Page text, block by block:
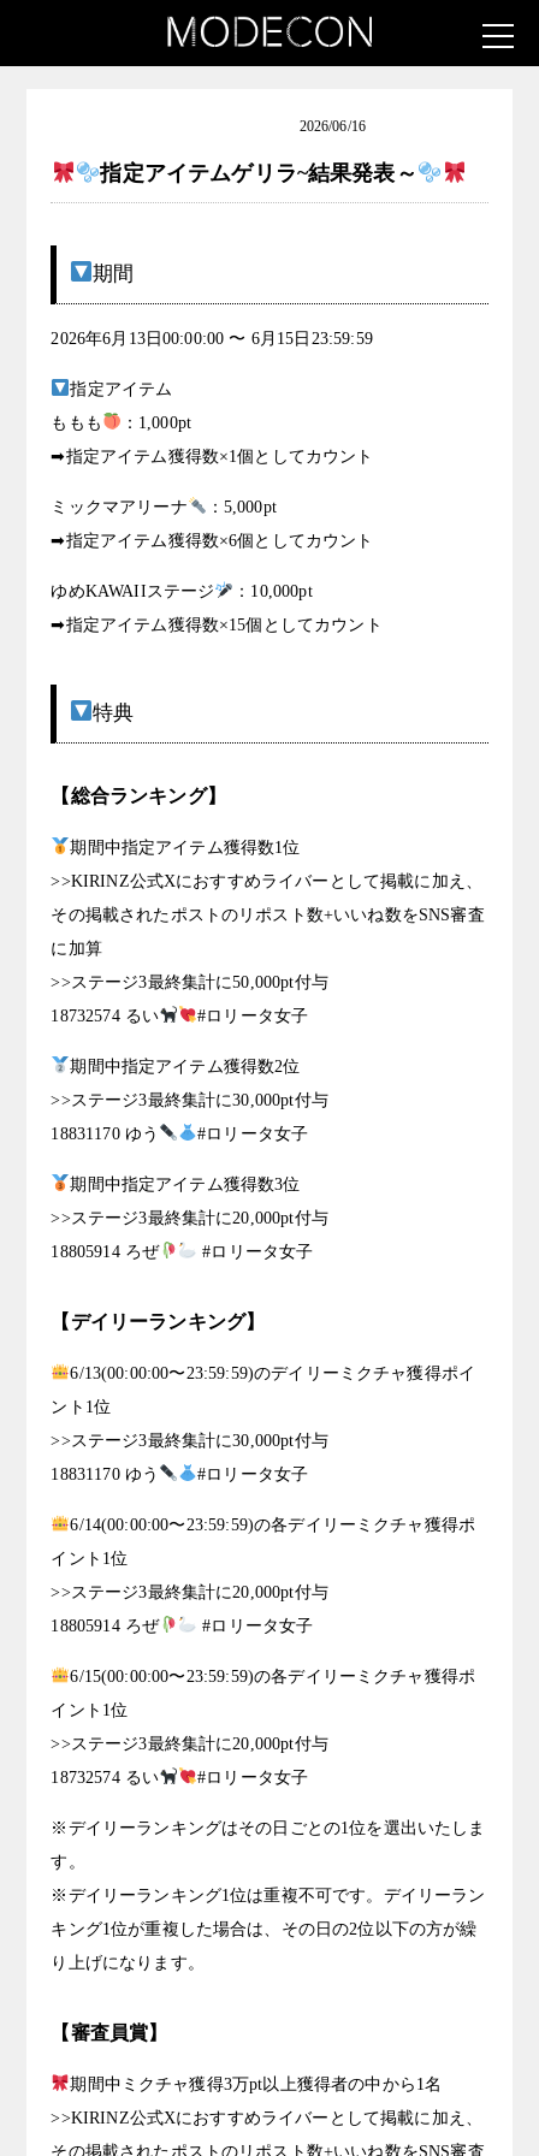
2026/06/16
指定アイテムゲリラ~結果発表～
期間
2026年6月13日00:00:00 〜 6月15日23:59:59
指定アイテム
ももも
：1,000pt
➡指定アイテム獲得数×1個としてカウント
ミックマアリーナ
：5,000pt
➡指定アイテム獲得数×6個としてカウント
ゆめKAWAIIステージ
：10,000pt
➡指定アイテム獲得数×15個としてカウント
特典
【総合ランキング】
期間中指定アイテム獲得数1位
>>KIRINZ公式Xにおすすめライバーとして掲載に加え、
その掲載されたポストのリポスト数+いいね数をSNS審査
に加算
>>ステージ3最終集計に50,000pt付与
18732574 るい
#ロリータ女子
期間中指定アイテム獲得数2位
>>ステージ3最終集計に30,000pt付与
18831170 ゆう
#ロリータ女子
期間中指定アイテム獲得数3位
>>ステージ3最終集計に20,000pt付与
18805914 ろぜ
#ロリータ女子
【デイリーランキング】
6/13(00:00:00〜23:59:59)のデイリーミクチャ獲得ポイ
ント1位
>>ステージ3最終集計に30,000pt付与
18831170 ゆう
#ロリータ女子
6/14(00:00:00〜23:59:59)の各デイリーミクチャ獲得ポ
イント1位
>>ステージ3最終集計に20,000pt付与
18805914 ろぜ
#ロリータ女子
6/15(00:00:00〜23:59:59)の各デイリーミクチャ獲得ポ
イント1位
>>ステージ3最終集計に20,000pt付与
18732574 るい
#ロリータ女子
※デイリーランキングはその日ごとの1位を選出いたしま
す。
※デイリーランキング1位は重複不可です。デイリーラン
キング1位が重複した場合は、その日の2位以下の方が繰
り上げになります。
【審査員賞】
期間中ミクチャ獲得3万pt以上獲得者の中から1名
>>KIRINZ公式Xにおすすめライバーとして掲載に加え、
その掲載されたポストのリポスト数+いいね数をSNS審査